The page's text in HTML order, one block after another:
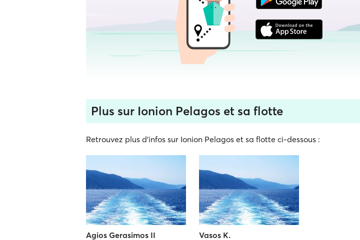
Plus sur Ionion Pelagos et sa flotte
Retrouvez plus d'infos sur Ionion Pelagos et sa flotte ci-dessous :
Agios Gerasimos II Vasos K.